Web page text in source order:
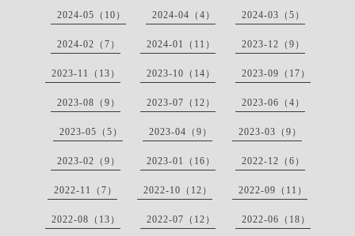
2024-05（10） 2024-04（4） 2024-03（5）
2024-02（7） 2024-01（11） 2023-12（9）
2023-11（13） 2023-10（14） 2023-09（17）
2023-08（9） 2023-07（12） 2023-06（4）
2023-05（5） 2023-04（9） 2023-03（9）
2023-02（9） 2023-01（16） 2022-12（6）
2022-11（7） 2022-10（12） 2022-09（11）
2022-08（13） 2022-07（12） 2022-06（18）